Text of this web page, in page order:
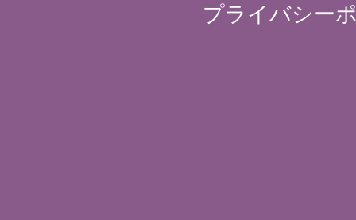
プライバシー